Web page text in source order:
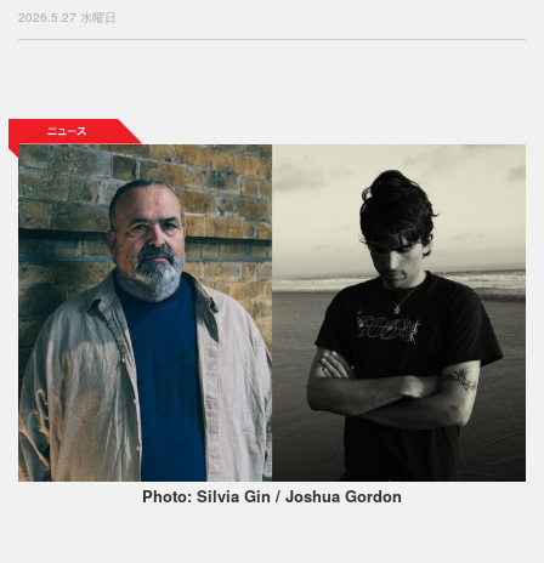
n
2026.5.27 水曜日
Photo: Silvia Gin / Joshua Gordon